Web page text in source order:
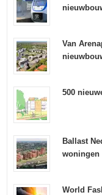
Van
500
Ballast
woningen
World